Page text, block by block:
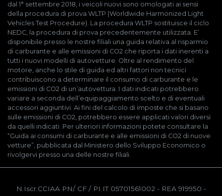
dal 1° settembre 2018, i veicoli nuovi sono omologati ai sensi
della procedura di prova WLTP (Worldwide Harmonized Light
Vehicles Test Procedure). La procedura WLTP sostituisce il ciclo
NEDC, la procedura di prova precedentemente utilizzata. E’
disponibile presso le nostre filiali una guida relativa al risparmio
di carburante e alle emissioni di CO2 che riporta i dati inerenti a
tutti i nuovi modelli di autovetture. Oltre al rendimento del
motore, anche lo stile di guida ed altri fattori non tecnici
contribuiscono a determinare il consumo di carburante e le
emissioni di CO2 di un’autovettura. I dati indicati potrebbero
variare a seconda dell’equipaggiamento scelto e di eventuali
accessori aggiuntivi. Ai fini del calcolo di imposte che si basano
sulle emissioni di CO2, potrebbero essere applicati valori diversi
da quelli indicati. Per ulteriori informazioni potete consultare la
“Guida ai consumi di carburante e alle emissioni di CO2 di nuove
vetture”, pubblicata dal Ministero dello Sviluppo Economico o
rivolgervi presso una delle nostre filiali.
N.Iscr.CCIAA PN/ CF / PI IT 05701561002 - REA 919950 -